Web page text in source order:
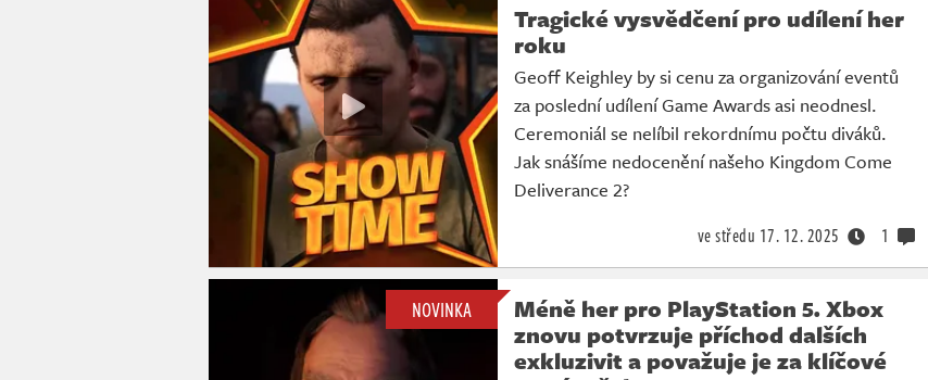
Tragické vysvědčení pro udílení her
roku
Geoff Keighley by si cenu za organizování eventů
za poslední udílení Game Awards asi neodnesl.
Ceremoniál se nelíbil rekordnímu počtu diváků.
Jak snášíme nedocenění našeho Kingdom Come
Deliverance 2?
ve středu 17. 12. 2025 1
NOVINKA
Méně her pro PlayStation 5. Xbox
znovu potvrzuje příchod dalších
exkluzivit a považuje je za klíčové